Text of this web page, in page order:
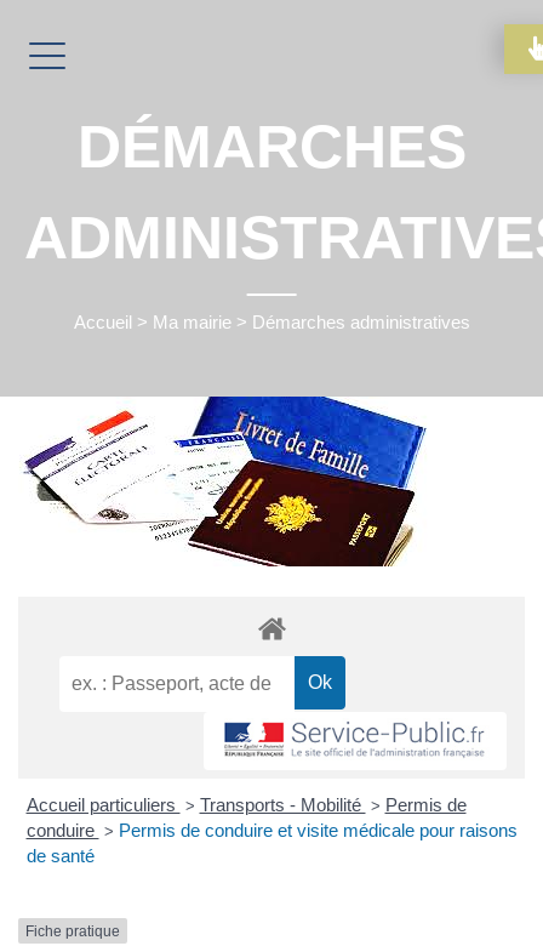
DÉMARCHES
Accueil > Ma mairie> Démarches administratives
Accueil particuliers > Transports - Mobilité > Permis de
conduire > Permis de conduire et visite médicale pour raisons
de santé
Fiche pratique